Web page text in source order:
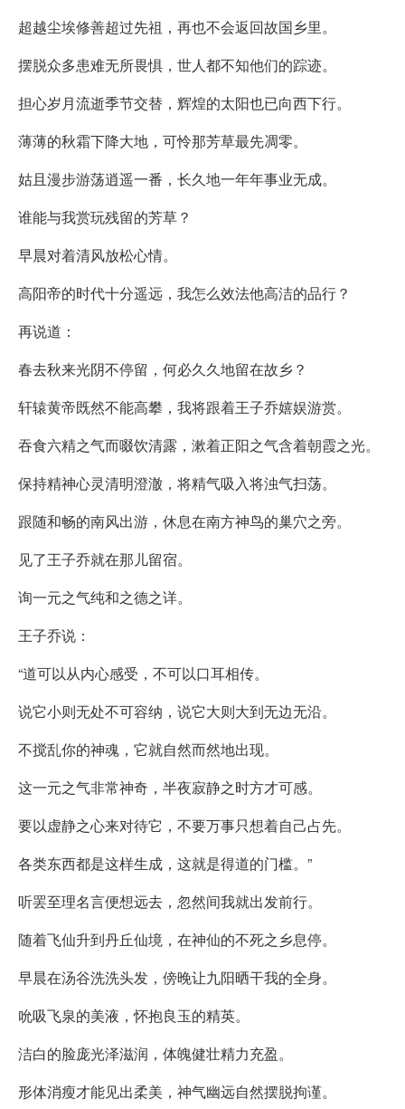
超越尘埃修善超过先祖，再也不会返回故国乡里。
摆脱众多患难无所畏惧，世人都不知他们的踪迹。
担心岁月流逝季节交替，辉煌的太阳也已向西下行。
薄薄的秋霜下降大地，可怜那芳草最先凋零。
姑且漫步游荡逍遥一番，长久地一年年事业无成。
谁能与我赏玩残留的芳草？
早晨对着清风放松心情。
高阳帝的时代十分遥远，我怎么效法他高洁的品行？
再说道：
春去秋来光阴不停留，何必久久地留在故乡？
轩辕黄帝既然不能高攀，我将跟着王子乔嬉娱游赏。
吞食六精之气而啜饮清露，漱着正阳之气含着朝霞之光。
保持精神心灵清明澄澈，将精气吸入将浊气扫荡。
跟随和畅的南风出游，休息在南方神鸟的巢穴之旁。
见了王子乔就在那儿留宿。
询一元之气纯和之德之详。
王子乔说：
“道可以从内心感受，不可以口耳相传。
说它小则无处不可容纳，说它大则大到无边无沿。
不搅乱你的神魂，它就自然而然地出现。
这一元之气非常神奇，半夜寂静之时方才可感。
要以虚静之心来对待它，不要万事只想着自己占先。
各类东西都是这样生成，这就是得道的门槛。”
听罢至理名言便想远去，忽然间我就出发前行。
随着飞仙升到丹丘仙境，在神仙的不死之乡息停。
早晨在汤谷洗洗头发，傍晚让九阳晒干我的全身。
吮吸飞泉的美液，怀抱良玉的精英。
洁白的脸庞光泽滋润，体魄健壮精力充盈。
形体消瘦才能见出柔美，神气幽远自然摆脱拘谨。